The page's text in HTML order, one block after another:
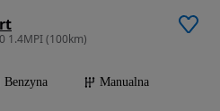
1.4MPI (100km)
Benzyna
Manualna